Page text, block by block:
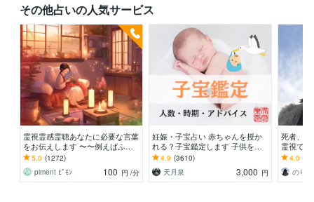
その他占いの人気サービス
霊視霊感霊聴あなたに必要な言葉
をお伝えします 〜〜例えばふと
この場所がリアルなのかわからな
くなる瞬間に〜〜
5.0 (1272)
piment ﾋﾟﾓﾝ
100 円 /分
妊娠・子宝占い 赤ちゃんを授か
れる？子宝鑑定します 子供を授
かるか、授かる時期、性別、授か
るための行動を鑑定
4.9 (3610)
天月泉
3,000 円
死者、
霊視で
前に。
となり
4.0
のり